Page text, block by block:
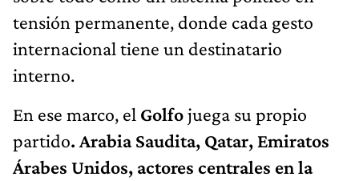
tensión permanente, donde cada gesto
internacional tiene un destinatario
interno.
En ese marco, el Golfojuega su propio
partido. Arabia Saudita, Qatar, Emiratos
Árabes Unidos, actores centrales en la